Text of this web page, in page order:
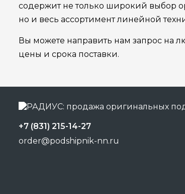
содержит не только широкий выбор
но и весь ассортимент линейной
Вы можете направить нам запрос на
цены и срока поставки.
+7 (831) 215-14-27
order@podshipnik-nn.ru